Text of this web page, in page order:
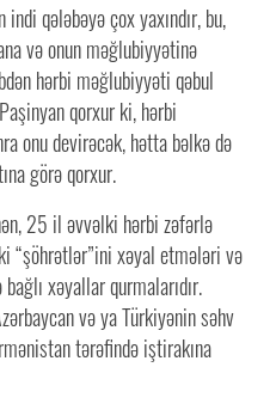
qələbəyə çox yaxındır, bu,
və onun məğlubiyyətinə
hərbi məğlubiyyəti qəbul
qorxur ki, hərbi
onu devirəcək, hətta bəlkə də
görə qorxur.
25 il əvvəlki hərbi zəfərlə
“şöhrətlər”ini xəyal etmələri və
xəyallar qurmalarıdır.
və ya Türkiyənin səhv
tərəfində iştirakına